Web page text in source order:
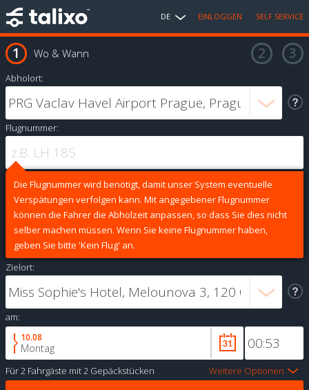
DE EINLOGGEN SELF SERVICE
Wo & Wann
Abholort:
Flugnummer:
Die Flugnummer wird benötigt, damit unser System eventuelle
Verspätungen verfolgen kann. Mit angegebener Flugnummer
können die Fahrer die Abholzeit anpassen, so dass Sie dies nicht
selber machen müssen. Wenn Sie keine Flugnummer haben,
geben Sie bitte 'Kein Flug' an.
Zielort:
am:
10.08
Montag
Für2 Fahrgäste mit2 Gepäckstücken Weitere Optionen